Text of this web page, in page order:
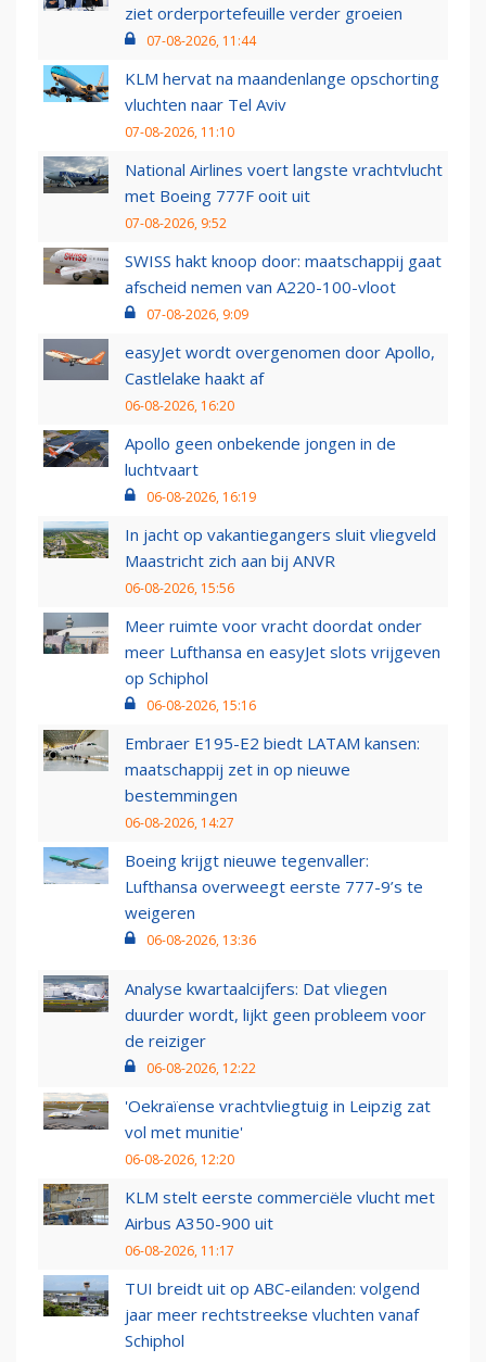
ziet orderportefeuille verder groeien
07-08-2026, 11:44
KLM hervat na maandenlange opschorting
vluchten naar Tel Aviv
07-08-2026, 11:10
National Airlines voert langste vrachtvlucht
met Boeing 777F ooit uit
07-08-2026, 9:52
SWISS hakt knoop door: maatschappij gaat
afscheid nemen van A220-100-vloot
07-08-2026, 9:09
easyJet wordt overgenomen door Apollo,
Castlelake haakt af
06-08-2026, 16:20
Apollo geen onbekende jongen in de
luchtvaart
06-08-2026, 16:19
In jacht op vakantiegangers sluit vliegveld
Maastricht zich aan bij ANVR
06-08-2026, 15:56
Meer ruimte voor vracht doordat onder
meer Lufthansa en easyJet slots vrijgeven
op Schiphol
06-08-2026, 15:16
Embraer E195-E2 biedt LATAM kansen:
maatschappij zet in op nieuwe
bestemmingen
06-08-2026, 14:27
Boeing krijgt nieuwe tegenvaller:
Lufthansa overweegt eerste 777-9’s te
weigeren
06-08-2026, 13:36
Analyse kwartaalcijfers: Dat vliegen
duurder wordt, lijkt geen probleem voor
de reiziger
06-08-2026, 12:22
'Oekraïense vrachtvliegtuig in Leipzig zat
vol met munitie'
06-08-2026, 12:20
KLM stelt eerste commerciële vlucht met
Airbus A350-900 uit
06-08-2026, 11:17
TUI breidt uit op ABC-eilanden: volgend
jaar meer rechtstreekse vluchten vanaf
Schiphol